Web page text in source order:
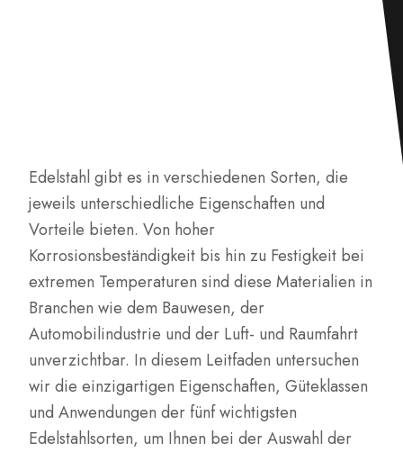
Edelstahl gibt es in verschiedenen Sorten, die
jeweils unterschiedliche Eigenschaften und
Vorteile bieten. Von hoher
Korrosionsbeständigkeit bis hin zu Festigkeit bei
extremen Temperaturen sind diese Materialien in
Branchen wie dem Bauwesen, der
Automobilindustrie und der Luft- und Raumfahrt
unverzichtbar. In diesem Leitfaden untersuchen
wir die einzigartigen Eigenschaften, Güteklassen
und Anwendungen der fünf wichtigsten
Edelstahlsorten, um Ihnen bei der Auswahl der